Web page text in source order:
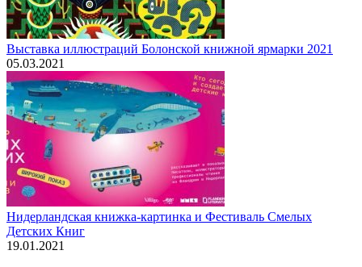
Выставка иллюстраций Болонской книжной ярмарки 2021
05.03.2021
Нидерландская книжка-картинка и Фестиваль Смелых
Детских Книг
19.01.2021